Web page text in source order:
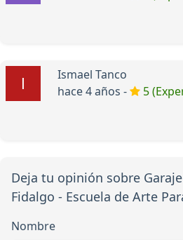
Ismael Tanco
hace 4 años -
5
Deja tu opinión sobre
Fidalgo - Escuela de Arte
Nombre